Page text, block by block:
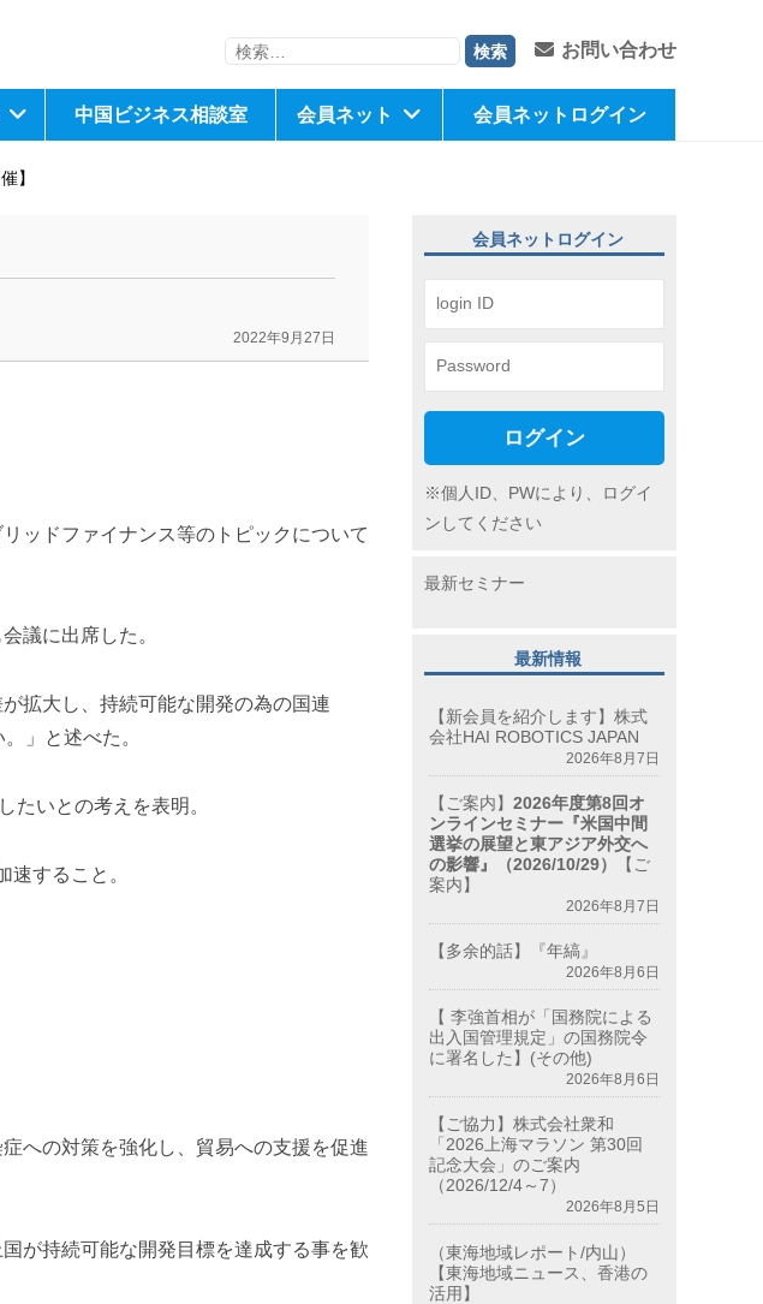
検
お問い合わせ
中国ビジネス相談室 会員ネット 会員ネットログイン
】
2022年9月27日
ッドファイナンス等のトピックについて
議に出席した。
拡大し、 持続可能な開発の為の国連
」 と述べた。
たいとの考えを表明。
速するこ と。
への対策を強化し、 貿易への支援を促進
国が持続可能な開発目標を達成する事を歓
会員ネットログイン
ログイン
※個人ID、PWにより、ログイ
ンしてください
最新セミナー
最新情報
【新会員を紹介します】株式
会社HAI ROBOTICS JAPAN
2026年8月7日
【ご案内】2026年度第8回オ
ンラインセミナー『米国中間
選挙の展望と東アジア外交へ
の影響』（2026/10/29）
【ご
案内】
2026年8月7日
【多余的話】『年縞』
2026年8月6日
【 李強首相が「国務院による
出入国管理規定」の国務院令
に署名した】(その他)
2026年8月6日
【ご協力】株式会社衆和
「2026上海マラソン 第30回
記念大会」のご案内
（2026/12/4～7）
2026年8月5日
（東海地域レポート/内山）
【東海地域ニュース、香港の
活用】